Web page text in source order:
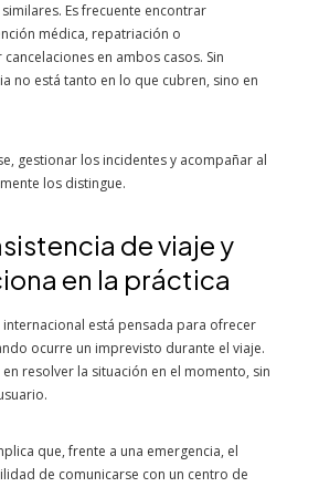
Es frecuente encontrar
médica, repatriación o
en ambos casos. Sin
no está tanto en lo que cubren, sino en
gestionar los incidentes y acompañar al
los distingue.
de viaje y
en la práctica
internacional está pensada para ofrecer
ocurre un imprevisto durante el viaje.
resolver la situación en el momento, sin
que, frente a una emergencia, el
de comunicarse con un centro de